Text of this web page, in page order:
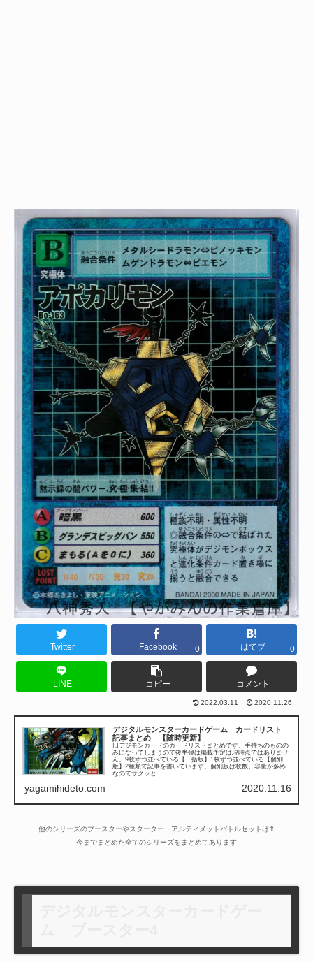
Twitter Facebook 0 はてブ 0
LINE コピー コメント
2022.03.11 2020.11.26
デジタルモンスターカードゲーム カードリスト
記事まとめ 【随時更新】
旧デジモンカードのカードリストまとめです。手持ちのものの
みになってしまうので後半弾は掲載予定は現時点ではありませ
ん。9枚ずつ並べている【一括版】1枚ずつ並べている【個別
版】2種類で記事を書いています。個別版は枚数、容量が多め
なのでサクッと...
yagamihideto.com 2020.11.16
他のシリーズのブースターやスターター、アルティメットバトルセットは⇑
今までまとめた全てのシリーズをまとめてあります